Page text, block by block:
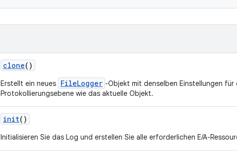
clone()
Erstellt ein neues FileLogger -Objekt mit denselben Einstellungen für
Protokollierungsebene wie das aktuelle Objekt.
init()
Initialisieren Sie das Log und erstellen Sie alle erforderlichen E/A-